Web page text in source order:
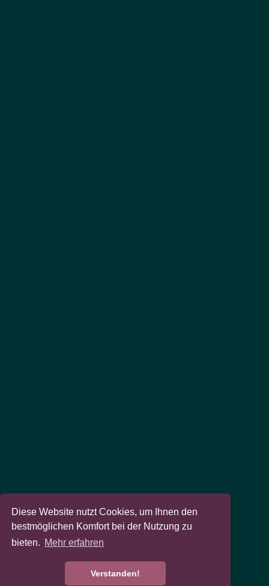
Diese Website nutzt Cookies, um Ihnen den
bestmöglichen Komfort bei der Nutzung zu
bieten. Mehr erfahren
Verstanden!